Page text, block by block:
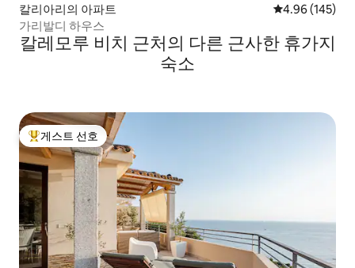
칼리아리의 아파트 평점 4.96점(5
4.96 (145)
가리발디 하우스
칼레모루 비치 근처의 다른 근사한 휴가지
숙소
상위 게스트 선호
게스트 선호